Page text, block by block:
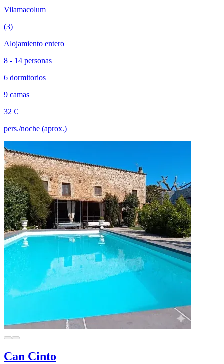
Vilamacolum
(3)
Alojamiento entero
8 - 14 personas
6 dormitorios
9 camas
32 €
pers./noche (aprox.)
Can Cinto